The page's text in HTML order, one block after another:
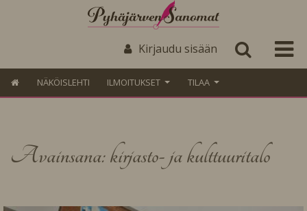
Kirjaudu sisään
NÄKÖISLEHTI ILMOITUKSET TILAA
Avainsana: kirjasto- ja kulttuuritalo